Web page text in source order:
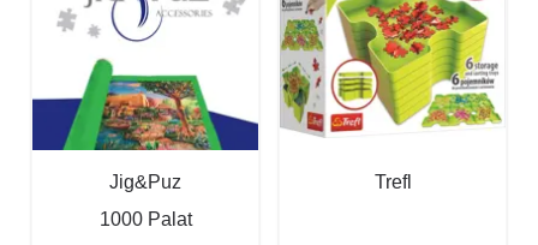
Jig&Puz
1000 Palat
Trefl